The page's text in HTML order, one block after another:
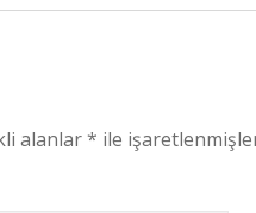
alanlar* ile